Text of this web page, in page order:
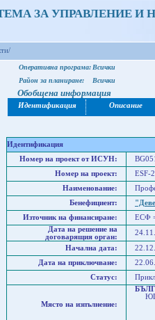
ЗА УПРАВЛЕНИЕ И
Оперативна програма: Всички
Район за планиране:
Всички
Обобщена информация
Идентификация Описание
Идентификация
Номер на проект от ИСУН:
Номер на проект:
ESF-
Наименование:
Бенефициент:
Източник на финансиране:
ЕСФ
Дата на решение на
договарящия орган:
Начална дата:
Дата на приключване:
Статус:
Място на изпълнение: